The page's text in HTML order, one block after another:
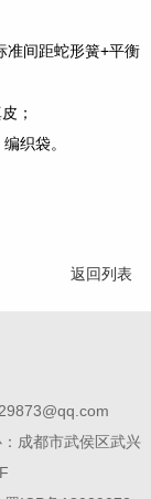
准间距蛇形簧+平衡
；
织袋。
返回列表
成都市武侯区武兴